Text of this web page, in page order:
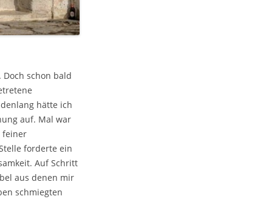
schon bald
hätte ich
auf. Mal war
feiner
forderte ein
Auf Schritt
aus denen mir
schmiegten